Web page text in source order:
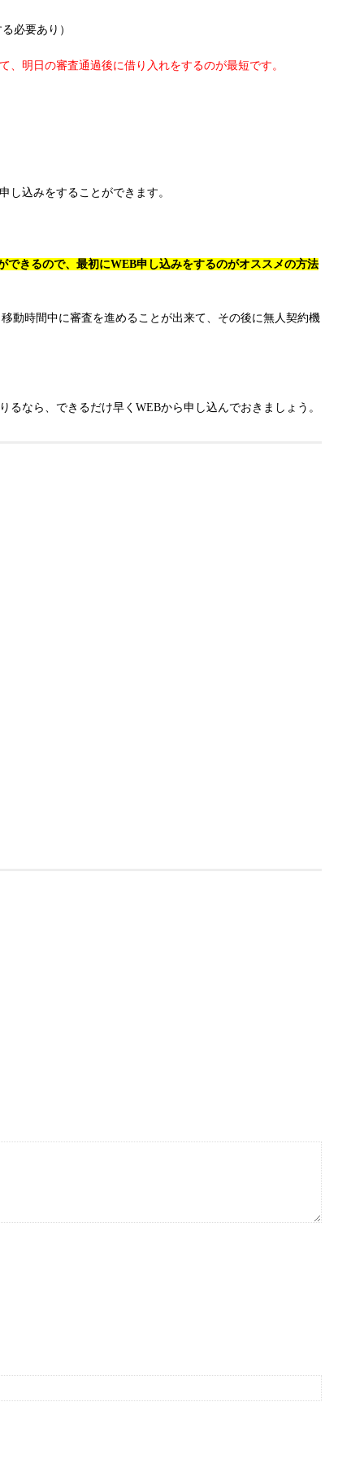
必要あり）
明日の審査通過後に借り入れをするのが最短です。
し込みをすることができます。
きるので、最初にWEB申し込みをするのがオススメの方法
動時間中に審査を進めることが出来て、その後に無人契約機
なら、できるだけ早くWEBから申し込んでおきましょう。